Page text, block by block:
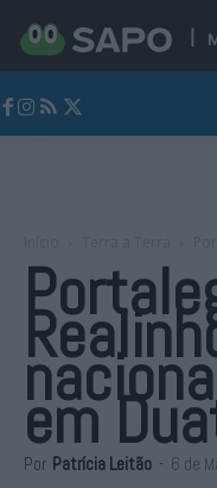
em
Por Patrícia Leitão - 6 de